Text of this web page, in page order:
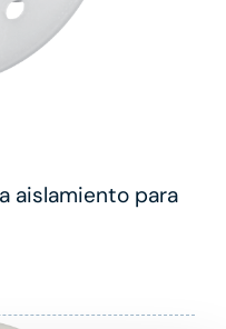
aislamiento para